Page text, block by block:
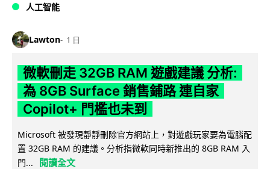
人工智能
Lawton 1 日
微軟刪走 32GB RAM 遊戲建議 分析:
為 8GB Surface 銷售鋪路 連自家
Copilot+ 門檻也未到
Microsoft 被發現靜靜刪除官方網站上，對遊戲玩家要為電腦配
置 32GB RAM 的建議。分析指微軟同時新推出的 8GB RAM 入
門...
閱讀全文